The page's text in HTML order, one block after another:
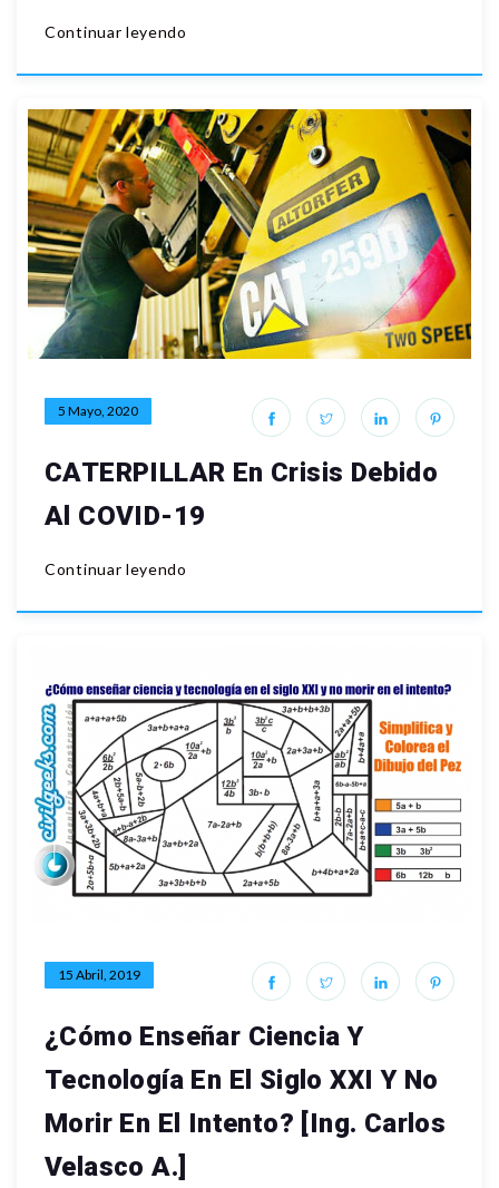
Continuar leyendo
5 Mayo, 2020
CATERPILLAR En Crisis Debido
Al COVID-19
Continuar leyendo
15 Abril, 2019
¿Cómo Enseñar Ciencia Y
Tecnología En El Siglo XXI Y No
Morir En El Intento? [Ing. Carlos
Velasco A.]